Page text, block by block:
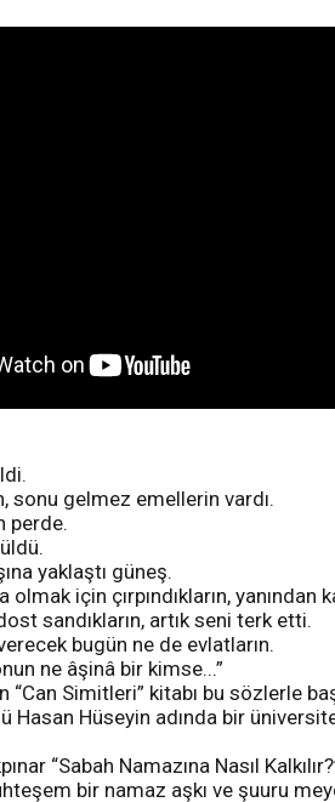
sonu gelmez emellerin vardı.
perde.
yaklaştı güneş.
olmak için çırpındıkların, yanından
sandıkların, artık seni terk etti.
bugün ne de evlatların.
ne âşinâ bir kimse...”
“Can Simitleri” kitabı bu sözlerle
Hasan Hüseyin adında bir
“Sabah Namazına Nasıl
bir namaz aşkı ve şuuru